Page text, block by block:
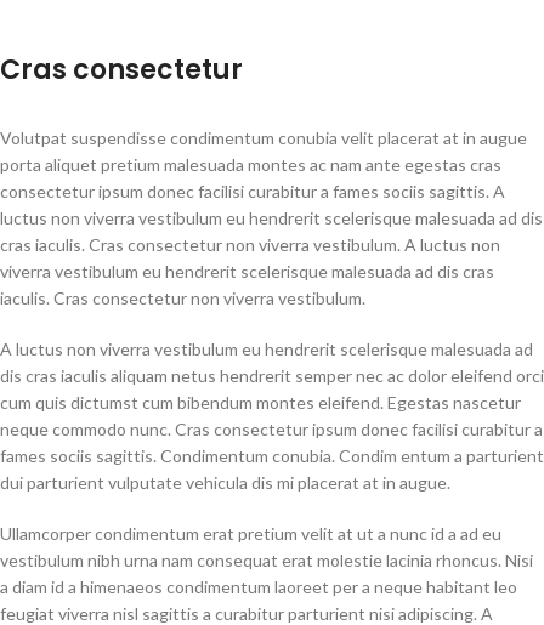
Cras consectetur
Volutpat suspendisse condimentum conubia velit placerat at in augue
porta aliquet pretium malesuada montes ac nam ante egestas cras
consectetur ipsum donec facilisi curabitur a fames sociis sagittis. A
luctus non viverra vestibulum eu hendrerit scelerisque malesuada ad dis
cras iaculis. Cras consectetur non viverra vestibulum. A luctus non
viverra vestibulum eu hendrerit scelerisque malesuada ad dis cras
iaculis. Cras consectetur non viverra vestibulum.
A luctus non viverra vestibulum eu hendrerit scelerisque malesuada ad
dis cras iaculis aliquam netus hendrerit semper nec ac dolor eleifend orci
cum quis dictumst cum bibendum montes eleifend. Egestas nascetur
neque commodo nunc. Cras consectetur ipsum donec facilisi curabitur a
fames sociis sagittis. Condimentum conubia. Condim entum a parturient
dui parturient vulputate vehicula dis mi placerat at in augue.
Ullamcorper condimentum erat pretium velit at ut a nunc id a ad eu
vestibulum nibh urna nam consequat erat molestie lacinia rhoncus. Nisi
a diam id a himenaeos condimentum laoreet per a neque habitant leo
feugiat viverra nisl sagittis a curabitur parturient nisi adipiscing. A